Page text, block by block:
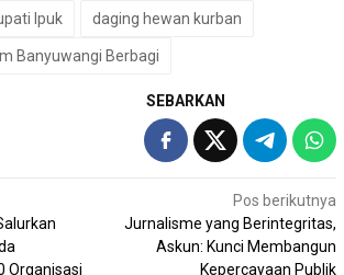
Ipuk daging hewan kurban
Banyuwangi Berbagi
SEBARKAN
Organisasi
Pos berikutnya
Jurnalisme yang Berintegritas,
Askun: Kunci Membangun
Kepercayaan Publik